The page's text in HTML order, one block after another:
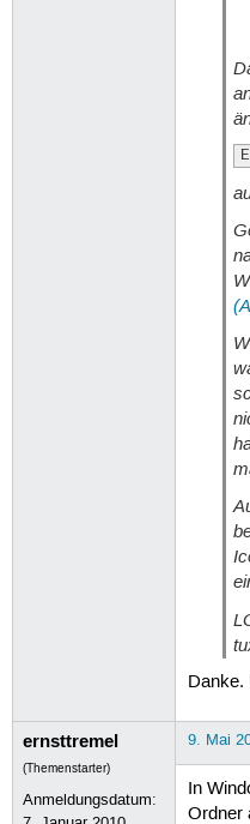
Danke.
ernsttremel
(Themenstarter)
Anmeldungsdatum:
9. Mai
In
Ordner